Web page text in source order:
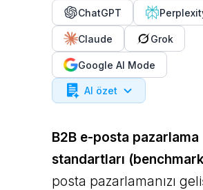
ChatGPT
Claude Grok
Google AI Mode
AI özet
B2B e-posta pazarlama
standartları
posta pazarlamanızı